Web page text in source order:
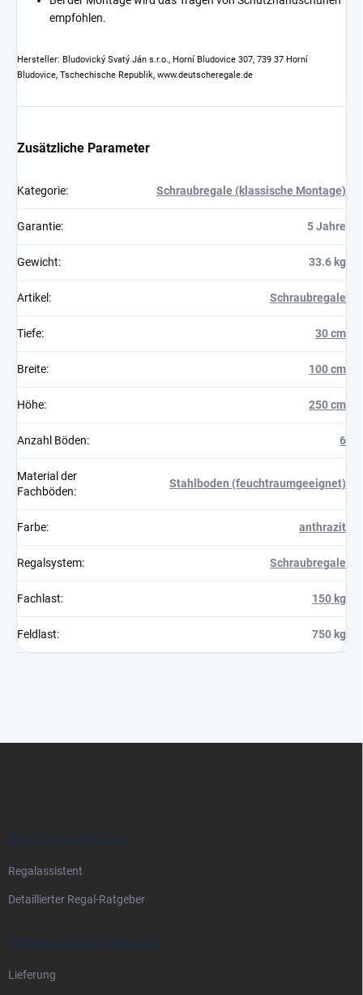
empfohlen.
Hersteller: Bludovický Svatý Ján s.r.o., Horní Bludovice 307, 739 37 Horní
Bludovice, Tschechische Republik, www.deutscheregale.de
Zusätzliche Parameter
Kategorie: Schraubregale (klassische Montage)
Garantie: 5 Jahre
Gewicht: 33.6 kg
Artikel : Schraubregale
Tiefe: 30 cm
Breite: 100 cm
Höhe: 250 cm
Anzahl Böden: 6
Material der
Fachböden:
Stahlboden (feuchtraumgeeignet)
Farbe: anthrazit
Regalsystem: Schraubregale
Fachlast: 150 kg
Feldlast: 750 kg
ALLES ÜBER REGALE
Regalassistent
Detaillierter Regal-Ratgeber
VERSAND UND ZAHLUNG
Lieferung